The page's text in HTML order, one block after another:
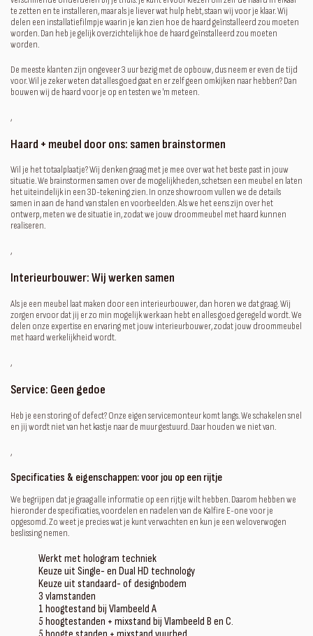
te zetten en te installeren, maar als je liever wat hulp hebt, staan wij voor je klaar. Wij
delen een installatiefilmpje waarin je kan zien hoe de haard geïnstalleerd zou moeten
worden. Dan heb je gelijk overzichtelijk hoe de haard geïnstalleerd zou moeten
worden.
De meeste klanten zijn ongeveer 3 uur bezig met de opbouw, dus neem er even de tijd
voor. Wil je zeker weten dat alles goed gaat en er zelf geen omkijken naar hebben? Dan
bouwen wij de haard voor je op en testen we 'm meteen.
‚
Haard + meubel door ons: samen brainstormen
Wil je het totaalplaatje? Wij denken graag met je mee over wat het beste past in jouw
situatie. We brainstormen samen over de mogelijkheden, schetsen een meubel en laten
het uiteindelijk in een 3D-tekening zien. In onze showroom vullen we de details
samen in aan de hand van stalen en voorbeelden. Als we het eens zijn over het
ontwerp, meten we de situatie in, zodat we jouw droommeubel met haard kunnen
realiseren.
‚
Interieurbouwer: Wij werken samen
Als je een meubel laat maken door een interieurbouwer, dan horen we dat graag. Wij
zorgen ervoor dat jij er zo min mogelijk werk aan hebt en alles goed geregeld wordt. We
delen onze expertise en ervaring met jouw interieurbouwer, zodat jouw droommeubel
met haard werkelijkheid wordt.
‚
Service: Geen gedoe
Heb je een storing of defect? Onze eigen servicemonteur komt langs. We schakelen snel
en jij wordt niet van het kastje naar de muur gestuurd. Daar houden we niet van.
‚
Specificaties & eigenschappen: voor jou op een rijtje
We begrijpen dat je graag alle informatie op een rijtje wilt hebben. Daarom hebben we
hieronder de specificaties, voordelen en nadelen van de Kalfire E-one voor je
opgesomd. Zo weet je precies wat je kunt verwachten en kun je een weloverwogen
beslissing nemen.
Werkt met hologram techniek
Keuze uit Single- en Dual HD technology
Keuze uit standaard- of designbodem
3 vlamstanden
1 hoogtestand bij Vlambeeld A
5 hoogtestanden + mixstand bij Vlambeeld B en C.